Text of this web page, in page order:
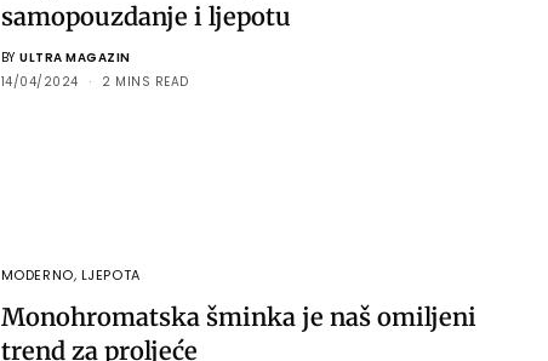
samopouzdanje i ljepotu
BY ULTRA MAGAZIN
14/04/2024
2 MINS READ
MODERNO, LJEPOTA
Monohromatska šminka je naš omiljeni
trend za proljeće